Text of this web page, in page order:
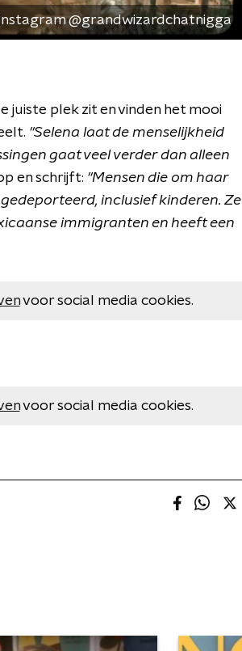
Instagram @grandwizardchatnigga
juiste plek zit en vinden het mooi
"Selena laat de menselijkheid
gaat veel verder dan alleen
en schrijft: "Mensen die om haar
inclusief kinderen. Ze
immigranten en heeft een
voor social media cookies.
voor social media cookies.